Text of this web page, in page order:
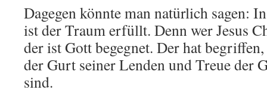
Dagegen könnte man natürlich sagen:
ist der Traum erfüllt. Denn wer Jesus
der ist Gott begegnet. Der hat
der Gurt seiner Lenden und Treue der
sind.